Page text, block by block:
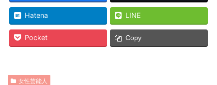
Hatena LINE
Pocket Copy
女性芸能人